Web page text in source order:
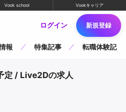
Vook school Vookキャリア
ログイン 新規登録
報 特集記事 転職体験記
定 / Live2Dの求人